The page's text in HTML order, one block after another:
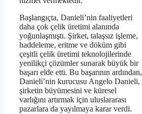
Başlangıçta, Danieli’nin faaliyetleri
daha çok çelik üretimi alanında
yoğunlaşmıştı. Şirket, talaşsız işleme,
haddeleme, eritme ve döküm gibi
çeşitli çelik üretimi teknolojilerinde
yenilikçi çözümler sunarak büyük bir
başarı elde etti. Bu başarının ardından,
Danieli’nin kurucusu Angelo Danieli,
şirketin büyümesini ve küresel
varlığını artırmak için uluslararası
pazarlara da yayılmaya karar verdi.